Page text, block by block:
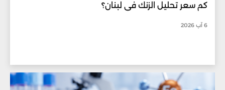
كم سعر تحليل الزنك في لبنان؟
6 آب 2026